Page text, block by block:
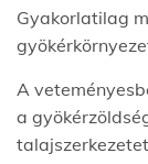
Gyakorlatilag
A
a